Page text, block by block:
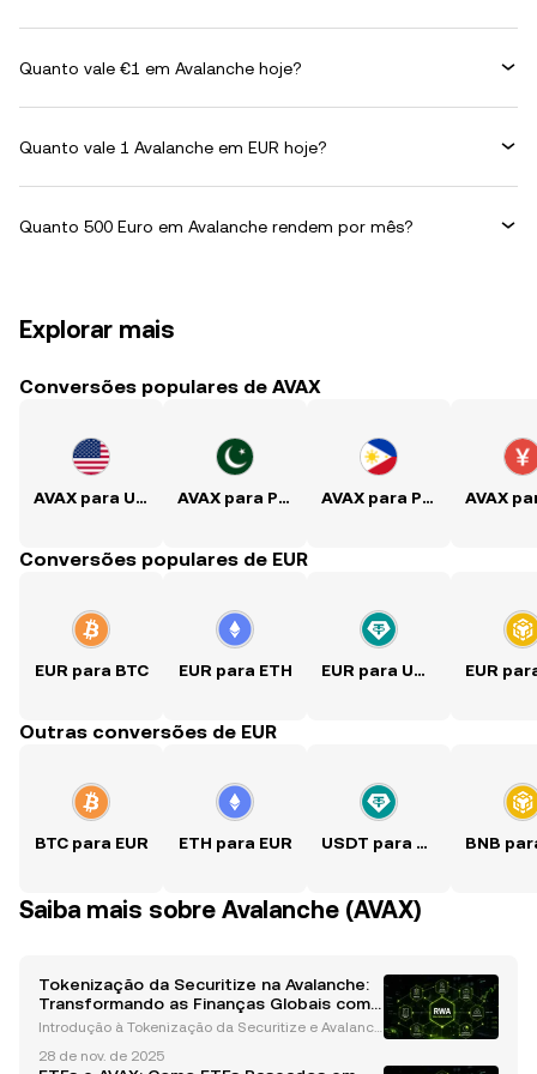
Quanto vale €1 em Avalanche hoje?
Quanto vale 1 Avalanche em EUR hoje?
Quanto 500 Euro em Avalanche rendem por mês?
Explorar mais
Conversões populares de AVAX
AVAX para USD AVAX para PKR AVAX para PHP
Conversões populares de EUR
EUR para BTC EUR para ETH EUR para USDT
Outras conversões de EUR
BTC para EUR ETH para EUR USDT para EUR
Saiba mais sobre Avalanche (AVAX)
Tokenização da Securitize na Avalanche:
Transformando as Finanças Globais com
Inovação em Blockchain
Introdução à Tokenização da Securitize e Avalanch
olução transformadora, com a tecnologia blockchai
28 de nov. de 2025